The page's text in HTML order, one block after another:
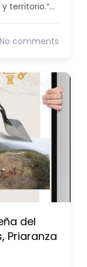
y territorio.“…
No comments
del
Priaranza